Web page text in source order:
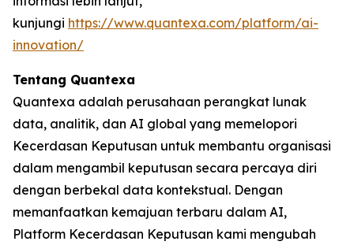
kunjungi https://www.quantexa.com/platform/ai-
innovation/
Tentang Quantexa
Quantexa adalah perusahaan perangkat lunak
data, analitik, dan AI global yang memelopori
Kecerdasan Keputusan untuk membantu organisasi
dalam mengambil keputusan secara percaya diri
dengan berbekal data kontekstual. Dengan
memanfaatkan kemajuan terbaru dalam AI,
Platform Kecerdasan Keputusan kami mengubah